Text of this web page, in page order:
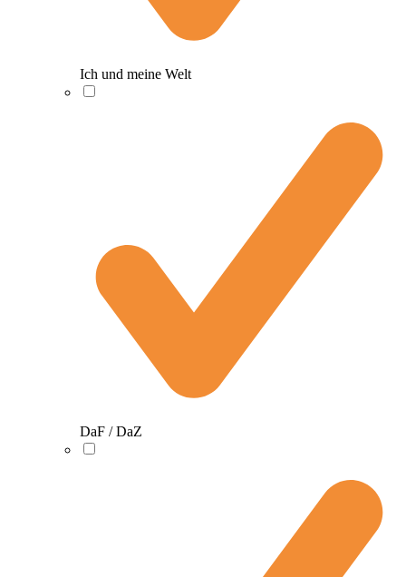
Ich und meine Welt
DaF / DaZ